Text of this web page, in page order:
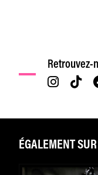
Retrouvez-
ÉGALEMENT